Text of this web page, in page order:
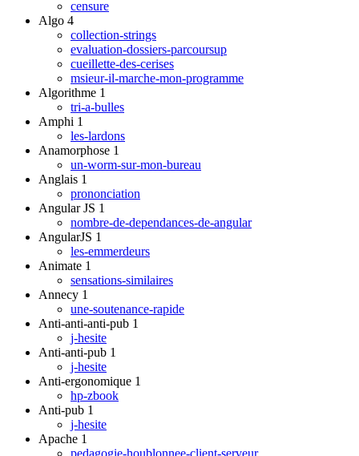
censure
Algo 4
collection-strings
evaluation-dossiers-parcoursup
cueillette-des-cerises
msieur-il-marche-mon-programme
Algorithme 1
tri-a-bulles
Amphi 1
les-lardons
Anamorphose 1
un-worm-sur-mon-bureau
Anglais 1
prononciation
Angular JS 1
nombre-de-dependances-de-angular
AngularJS 1
les-emmerdeurs
Animate 1
sensations-similaires
Annecy 1
une-soutenance-rapide
Anti-anti-anti-pub 1
j-hesite
Anti-anti-pub 1
j-hesite
Anti-ergonomique 1
hp-zbook
Anti-pub 1
j-hesite
Apache 1
pedagogie-houblonnee-client-serveur